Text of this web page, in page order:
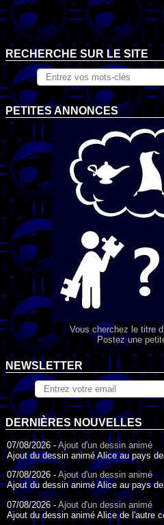
RECHERCHE SUR LE SITE
PETITES ANNONCES
Vous cherchez le titre
Postez une
NEWSLETTER
DERNIÈRES NOUVELLES
07/08/2026 - Ajout d'un dessin animé
Ajout du dessin animé Alice au pays
07/08/2026 - Ajout d'un dessin animé
Ajout du dessin animé Alice au pays
07/08/2026 - Ajout d'un dessin animé
Ajout du dessin animé Alice de l'autre